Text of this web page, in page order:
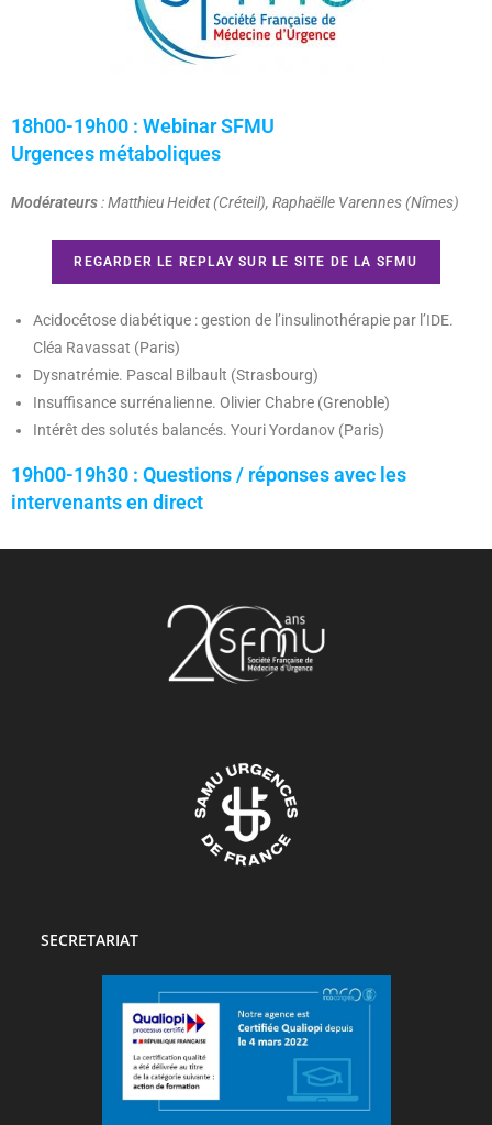
18h00-19h00 : Webinar SFMU
Urgences métaboliques
Modérateurs: Matthieu Heidet (Créteil), Raphaëlle Varennes (Nîmes)
REGARDER LE REPLAY SUR LE SITE DE LA SFMU
Acidocétose diabétique : gestion de l’insulinothérapie par l’IDE.
Cléa Ravassat (Paris)
Dysnatrémie. Pascal Bilbault (Strasbourg)
Insuffisance surrénalienne. Olivier Chabre (Grenoble)
Intérêt des solutés balancés. Youri Yordanov (Paris)
19h00-19h30 : Questions / réponses avec les
intervenants en direct
SECRETARIAT